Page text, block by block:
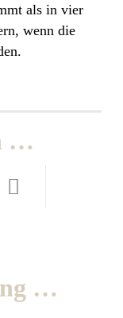
als in vier
wenn die
…
…